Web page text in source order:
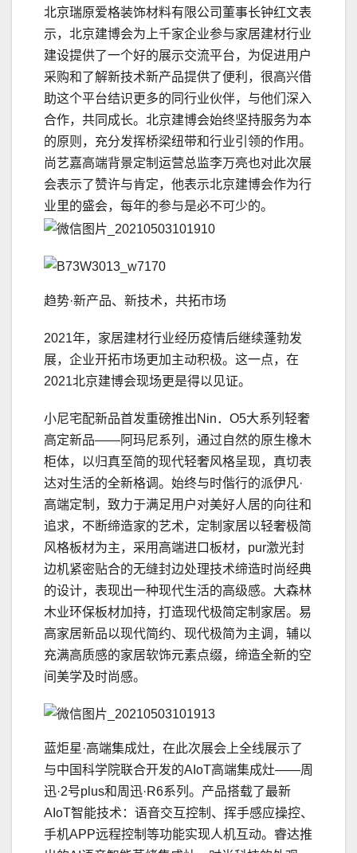
北京瑞原爱格装饰材料有限公司董事长钟红文表
示，北京建博会为上千家企业参与家居建材行业
建设提供了一个好的展示交流平台，为促进用户
采购和了解新技术新产品提供了便利，很高兴借
助这个平台结识更多的同行业伙伴，与他们深入
合作，共同成长。北京建博会始终坚持服务为本
的原则，充分发挥桥梁纽带和行业引领的作用。
尚艺嘉高端背景定制运营总监李万亮也对此次展
会表示了赞许与肯定，他表示北京建博会作为行
业里的盛会，每年的参与是必不可少的。
趋势·新产品、新技术，共拓市场
2021年，家居建材行业经历疫情后继续蓬勃发
展，企业开拓市场更加主动积极。这一点，在
2021北京建博会现场更是得以见证。
小尼宅配新品首发重磅推出Nin．O5大系列轻奢
高定新品——阿玛尼系列，通过自然的原生橡木
柜体，以归真至简的现代轻奢风格呈现，真切表
达对生活的全新格调。始终与时偕行的派伊凡·
高端定制，致力于满足用户对美好人居的向往和
追求，不断缔造家的艺术，定制家居以轻奢极简
风格板材为主，采用高端进口板材，pur激光封
边机紧密贴合的无缝封边处理技术缔造时尚经典
的设计，表现出一种现代生活的高级感。大森林
木业环保板材加持，打造现代极简定制家居。易
高家居新品以现代简约、现代极简为主调，辅以
充满高质感的家居软饰元素点缀，缔造全新的空
间美学及时尚感。
蓝炬星·高端集成灶，在此次展会上全线展示了
与中国科学院联合开发的AIoT高端集成灶——周
迅·2号plus和周迅·R6系列。产品搭载了最新
AIoT智能技术：语音交互控制、挥手感应操控、
手机APP远程控制等功能实现人机互动。睿达推